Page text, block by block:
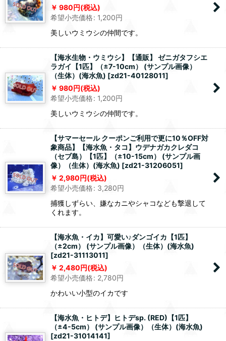
980円(税込)
希望小売価格: 1,200円
美しいウミウシの仲間です。
【海水生物・ウミウシ】【通販】 ゼニガタフシエ
ラガイ【1匹】（±7-10cm） (サンプル画像）
（生体）(海水魚) [zd21-40128011]
980円(税込)
希望小売価格: 1,200円
美しいウミウシの仲間です。
【サマーセール クーポンご利用で更に10％OFF対
象商品】【海水魚・タコ】ウデナガカクレダコ
（セブ島）【1匹】（±10-15cm） (サンプル画
像）（生体）(海水魚) [zd21-31206051]
2,980円(税込)
希望小売価格: 3,280円
捕獲しずらい、嫌なカニやシャコなども撃退して
くれます。
【海水魚・イカ】可愛い♪ダンゴイカ【1匹】
（±2cm） (サンプル画像）（生体）(海水魚)
[zd21-31113011]
2,480円(税込)
希望小売価格: 2,780円
かわいい小型のイカです
【海水魚・ヒトデ】ヒトデsp. (RED)【1匹】
（±4-5cm） (サンプル画像）（生体）(海水魚)
[zd21-31014141]